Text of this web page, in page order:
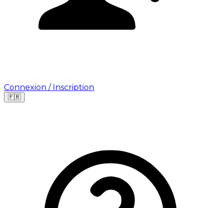
Connexion / Inscription
🇫🇷